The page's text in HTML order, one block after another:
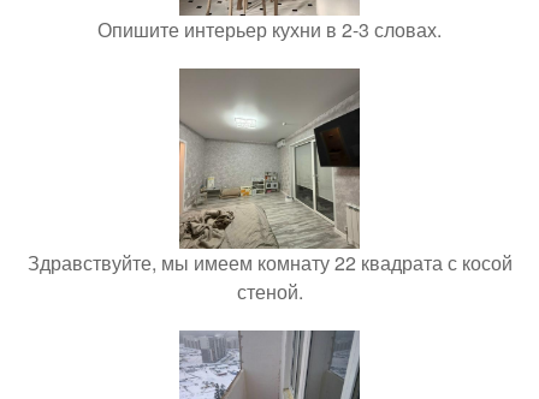
Опишите интерьер кухни в 2-3 словах.
Здравствуйте, мы имеем комнату 22 квадрата с косой
стеной.